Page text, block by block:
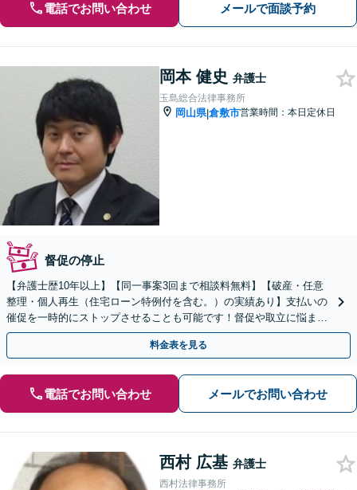
電話でお問い合わせ メールで面談予約
岡本 健史 弁護士
玉島総合法律事務所
岡山県|倉敷市営業時間：本日定休日
督促の停止
【弁護士歴10年以上】【同一事案3回まで相談料無料】【破産・任意
整理・個人再生（住宅ローン特例付を含む。）の実績あり】支払いの
催促を一時的にストップさせることも可能です！督促や取立に悩まれ
ている方、ぜひご相談ください
料金表を見る
電話でお問い合わせ メールでお問い合わせ
西村 広基 弁護士
西村法律事務所